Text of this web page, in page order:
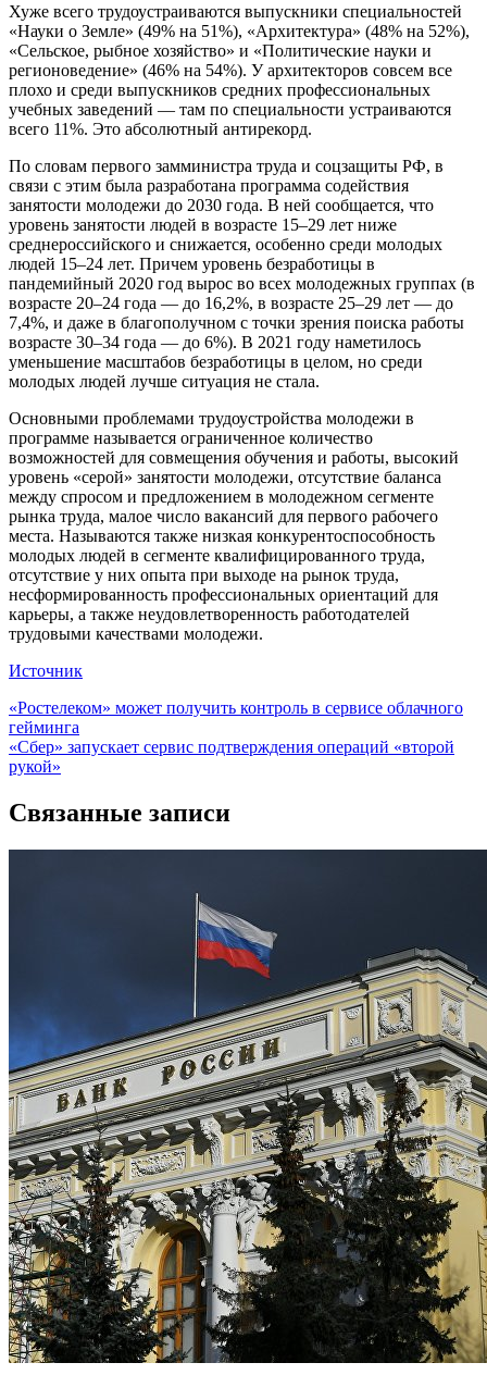
Хуже всего трудоустраиваются выпускники специальностей
«Науки о Земле» (49% на 51%), «Архитектура» (48% на 52%),
«Сельское, рыбное хозяйство» и «Политические науки и
регионоведение» (46% на 54%). У архитекторов совсем все
плохо и среди выпускников средних профессиональных
учебных заведений — там по специальности устраиваются
всего 11%. Это абсолютный антирекорд.
По словам первого замминистра труда и соцзащиты РФ, в
связи с этим была разработана программа содействия
занятости молодежи до 2030 года. В ней сообщается, что
уровень занятости людей в возрасте 15–29 лет ниже
среднероссийского и снижается, особенно среди молодых
людей 15–24 лет. Причем уровень безработицы в
пандемийный 2020 год вырос во всех молодежных группах (в
возрасте 20–24 года — до 16,2%, в возрасте 25–29 лет — до
7,4%, и даже в благополучном с точки зрения поиска работы
возрасте 30–34 года — до 6%). В 2021 году наметилось
уменьшение масштабов безработицы в целом, но среди
молодых людей лучше ситуация не стала.
Основными проблемами трудоустройства молодежи в
программе называется ограниченное количество
возможностей для совмещения обучения и работы, высокий
уровень «серой» занятости молодежи, отсутствие баланса
между спросом и предложением в молодежном сегменте
рынка труда, малое число вакансий для первого рабочего
места. Называются также низкая конкурентоспособность
молодых людей в сегменте квалифицированного труда,
отсутствие у них опыта при выходе на рынок труда,
несформированность профессиональных ориентаций для
карьеры, а также неудовлетворенность работодателей
трудовыми качествами молодежи.
Источник
Навигация
по
записям
«Ростелеком» может получить контроль в сервисе облачного
гейминга
«Сбер» запускает сервис подтверждения операций «второй
рукой»
Связанные записи